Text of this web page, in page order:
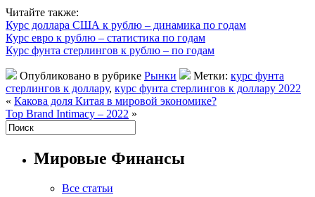
Читайте также:
Курс доллара США к рублю – динамика по годам
Курс евро к рублю – статистика по годам
Курс фунта стерлингов к рублю – по годам
Опубликовано в рубрике Рынки Метки: курс фунта
стерлингов к доллару, курс фунта стерлингов к доллару 2022
« Какова доля Китая в мировой экономике?
Top Brand Intimacy – 2022 »
Мировые Финансы
Все статьи